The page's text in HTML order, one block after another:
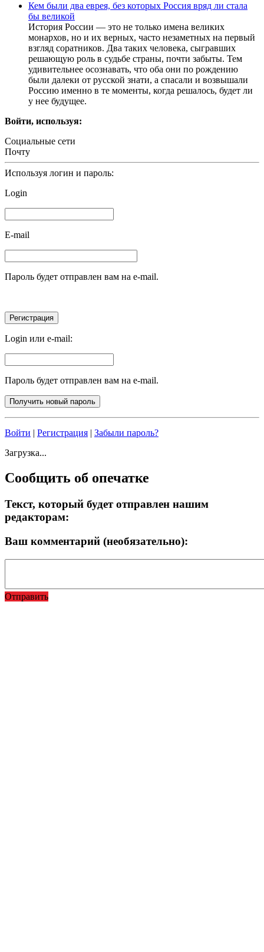
Кем были два еврея, без которых Россия вряд ли стала
бы великой
История России — это не только имена великих
монархов, но и их верных, часто незаметных на первый
взгляд соратников. Два таких человека, сыгравших
решающую роль в судьбе страны, почти забыты. Тем
удивительнее осознавать, что оба они по рождению
были далеки от русской знати, а спасали и возвышали
Россию именно в те моменты, когда решалось, будет ли
у нее будущее.
Войти, используя:
Социальные сети
Почту
Используя логин и пароль:
Login
E-mail
Пароль будет отправлен вам на e-mail.
Login или e-mail:
Пароль будет отправлен вам на e-mail.
Войти | Регистрация | Забыли пароль?
Загрузка...
Сообщить об опечатке
Текст, который будет отправлен нашим
редакторам:
Ваш комментарий (необязательно):
Отправить